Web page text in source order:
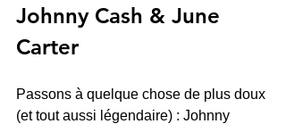
Johnny Cash & June
Carter
Passons à quelque chose de plus doux
(et tout aussi légendaire) : Johnny